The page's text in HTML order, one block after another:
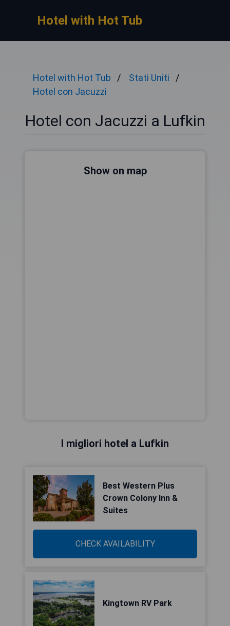
Hotel with Hot Tub
Hotel with Hot Tub
Stati Uniti
Hotel con Jacuzzi
Hotel con Jacuzzi a Lufkin
Show on map
I migliori hotel a Lufkin
Best Western Plus
Crown Colony Inn &
Suites
CHECK AVAILABILITY
Kingtown RV Park